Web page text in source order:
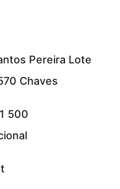
Pereira Lote
Chaves
500